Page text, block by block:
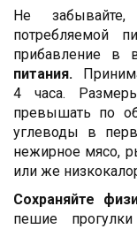
Не
потребляемой
прибавление в
питания.
4 часа.
превышать по
углеводы в
нежирное мясо,
или же
Сохраняйте
пешие